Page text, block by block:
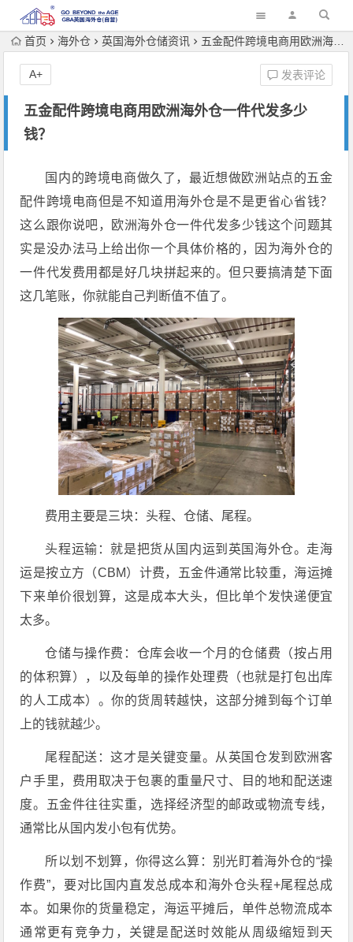
首页 海外仓 英国海外仓储资讯 五金配件跨境电商用欧洲海外仓一件代发多少钱？
五金配件跨境电商用欧洲海外仓一件代发多少
钱？
发表评论
A+
国内的跨境电商做久了，最近想做欧洲站点的五金
配件跨境电商但是不知道用海外仓是不是更省心省钱？
这么跟你说吧，欧洲海外仓一件代发多少钱这个问题其
实是没办法马上给出你一个具体价格的，因为海外仓的
一件代发费用都是好几块拼起来的。但只要搞清楚下面
这几笔账，你就能自己判断值不值了。
费用主要是三块：头程、仓储、尾程。
头程运输：就是把货从国内运到英国海外仓。走海
运是按立方（CBM）计费，五金件通常比较重，海运摊
下来单价很划算，这是成本大头，但比单个发快递便宜
太多。
仓储与操作费：仓库会收一个月的仓储费（按占用
的体积算），以及每单的操作处理费（也就是打包出库
的人工成本）。你的货周转越快，这部分摊到每个订单
上的钱就越少。
尾程配送：这才是关键变量。从英国仓发到欧洲客
户手里，费用取决于包裹的重量尺寸、目的地和配送速
度。五金件往往实重，选择经济型的邮政或物流专线，
通常比从国内发小包有优势。
所以划不划算，你得这么算：别光盯着海外仓的“操
作费”，要对比国内直发总成本和海外仓头程+尾程总成
本。如果你的货量稳定，海运平摊后，单件总物流成本
通常更有竞争力，关键是配送时效能从周级缩短到天